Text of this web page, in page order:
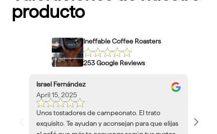
producto
Ineffable Coffee Roasters
253 Google Reviews
Israel Fernández
April 15, 2025
Unos tostadores de campeonato. El trato
exquisito. Te ayudan y aconsejan para que elijas